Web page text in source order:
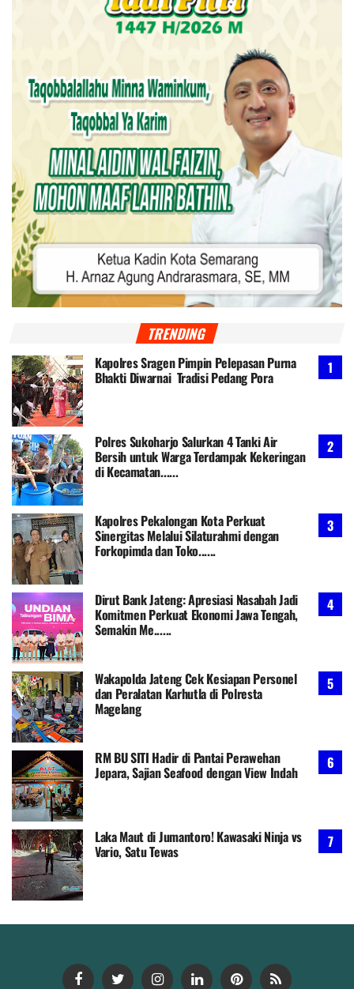
TRENDING
Kapolres Sragen Pimpin Pelepasan Purna
Bhakti Diwarnai Tradisi Pedang Pora
Polres Sukoharjo Salurkan 4 Tanki Air
Bersih untuk Warga Terdampak Kekeringan
di Kecamatan......
Kapolres Pekalongan Kota Perkuat
Sinergitas Melalui Silaturahmi dengan
Forkopimda dan Toko......
Dirut Bank Jateng: Apresiasi Nasabah Jadi
Komitmen Perkuat Ekonomi Jawa Tengah,
Semakin Me......
Wakapolda Jateng Cek Kesiapan Personel
dan Peralatan Karhutla di Polresta
Magelang
RM BU SITI Hadir di Pantai Perawehan
Jepara, Sajian Seafood dengan View Indah
Laka Maut di Jumantoro! Kawasaki Ninja vs
Vario, Satu Tewas